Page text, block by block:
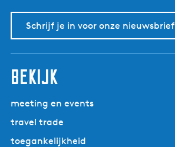
Schrijf je in voor onze nieuwsbrief
bekijk
meeting en events
travel trade
toegankelijkheid